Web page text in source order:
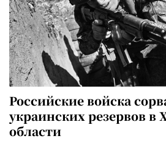
Российские войска
украинских резервов в
области